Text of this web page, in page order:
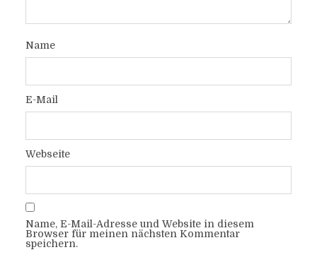
Name
E-Mail
Webseite
Name, E-Mail-Adresse und Website in diesem
Browser für meinen nächsten Kommentar
speichern.